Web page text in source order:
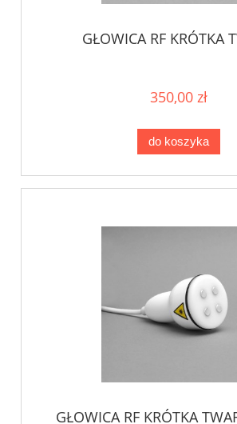
GŁOWICA RF KRÓTKA
350,00 zł
do koszyka
GŁOWICA RF KRÓTKA